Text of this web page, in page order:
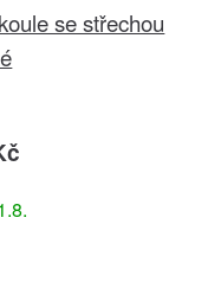
se střechou